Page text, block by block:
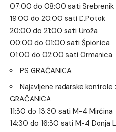
07:00 do 08:00 sati Srebrenik
19:00 do 20:00 sati D.Potok
20:00 do 21:00 sati Uroža
00:00 do 01:00 sati Špionica
01:00 do 02:00 sati Ormanica
PS GRAČANICA
Najavljene radarske
GRAČANICA
11:30 do 13:30 sati M-4 Mirčina
14:30 do 16:30 sati M-4 Donja